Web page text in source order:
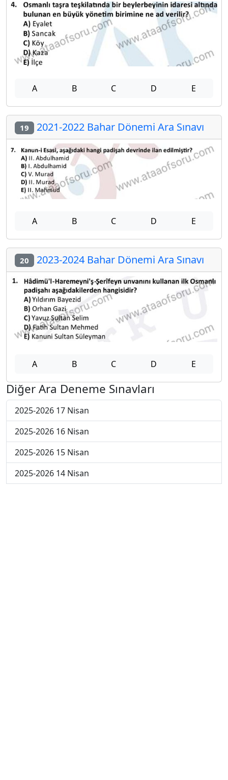
A B C D E
19 2021-2022 Bahar Dönemi Ara Sınavı
A B C D E
20 2023-2024 Bahar Dönemi Ara Sınavı
A B C D E
Diğer Ara Deneme Sınavları
2025-2026 17 Nisan
2025-2026 16 Nisan
2025-2026 15 Nisan
2025-2026 14 Nisan